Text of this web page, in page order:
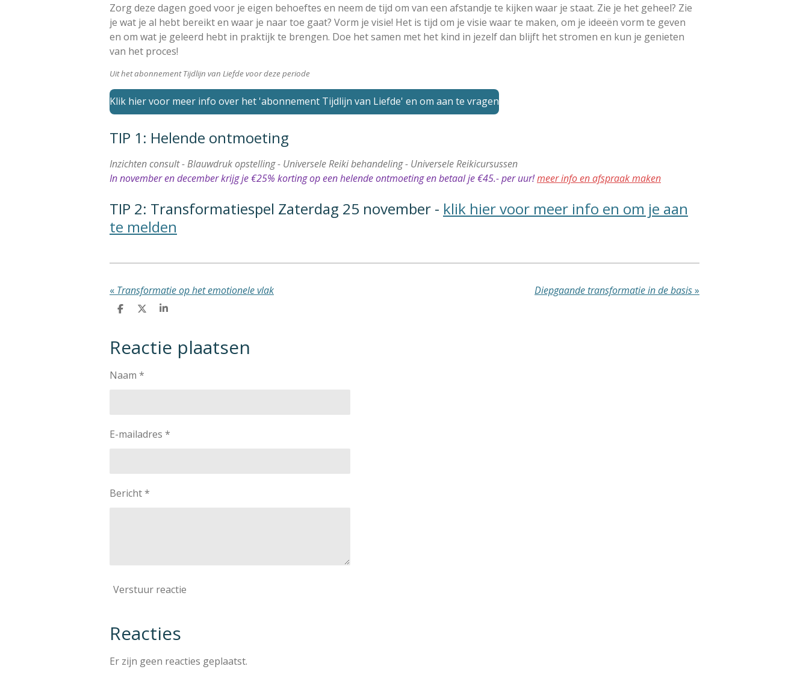
Zorg deze dagen goed voor je eigen behoeftes en neem de tijd om van een afstandje te kijken waar je staat. Zie je het geheel? Zie
je wat je al hebt bereikt en waar je naar toe gaat? Vorm je visie! Het is tijd om je visie waar te maken, om je ideeën vorm te geven
en om wat je geleerd hebt in praktijk te brengen. Doe het samen met het kind in jezelf dan blijft het stromen en kun je genieten
van het proces!
Uit het abonnement Tijdlijn van Liefde voor deze periode
Klik hier voor meer info over het 'abonnement Tijdlijn van Liefde' en om aan te vragen
TIP 1: Helende ontmoeting
Inzichten consult - Blauwdruk opstelling - Universele Reiki behandeling - Universele Reikicursussen
In november en december krijg je €25% korting op een helende ontmoeting en betaal je €45.- per uur!meer info en afspraak maken
TIP 2: Transformatiespel Zaterdag 25 november - klik hier voor meer info en om je aan
te melden
« Transformatie op het emotionele vlak Diepgaande transformatie in de basis»
D
e
n
D
S
e
Reactie plaatsen
Naam *
E-mailadres *
Bericht *
Verstuur reactie
Reacties
Er zijn geen reacties geplaatst.